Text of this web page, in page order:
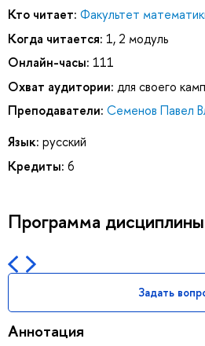
Кто читает: Факультет
Когда читается: 1, 2 модуль
Онлайн-часы: 111
Охват аудитории: для своего
Преподаватели: Семенов Павел
Язык: русский
Кредиты: 6
Программа дисциплины
Задать
Аннотация